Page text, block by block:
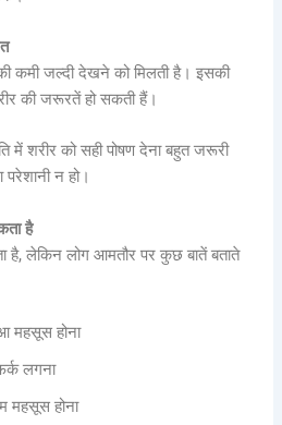
कमी जल्दी देखने को मिलती है। इसकी
की जरूरतें हो सकती हैं।
में शरीर को सही पोषण देना बहुत जरूरी
न हो।
है
है, लेकिन लोग आमतौर पर कुछ बातें बताते
महसूस होना
लगना
महसूस होना